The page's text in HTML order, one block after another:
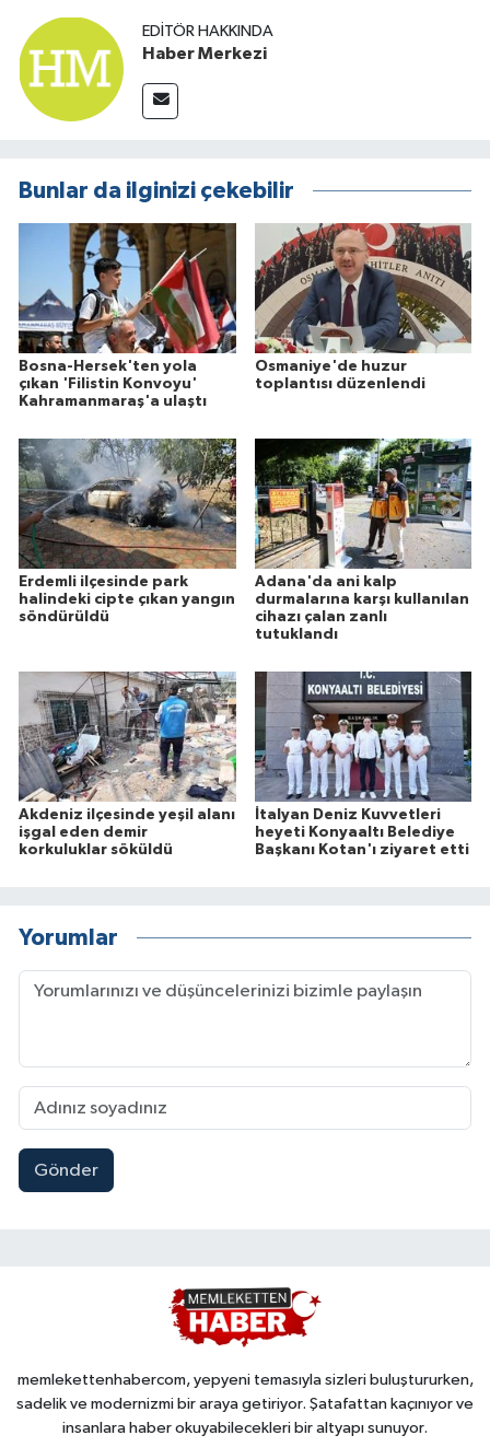
EDITÖR HAKKINDA
Haber Merkezi
Bunlar da ilginizi çekebilir
Bosna-Hersek'ten yola
çıkan 'Filistin Konvoyu'
Kahramanmaraş'a ulaştı
Osmaniye'de huzur
toplantısı düzenlendi
Erdemli ilçesinde park
halindeki cipte çıkan yangın
söndürüldü
Adana'da ani kalp
durmalarına karşı kullanılan
cihazı çalan zanlı
tutuklandı
Akdeniz ilçesinde yeşil alanı
işgal eden demir
korkuluklar söküldü
İtalyan Deniz Kuvvetleri
heyeti Konyaaltı Belediye
Başkanı Kotan'ı ziyaret etti
Yorumlar
Gönder
memlekettenhabercom, yepyeni temasıyla sizleri buluştururken,
sadelik ve modernizmi bir araya getiriyor. Şatafattan kaçınıyor ve
insanlara haber okuyabilecekleri bir altyapı sunuyor.